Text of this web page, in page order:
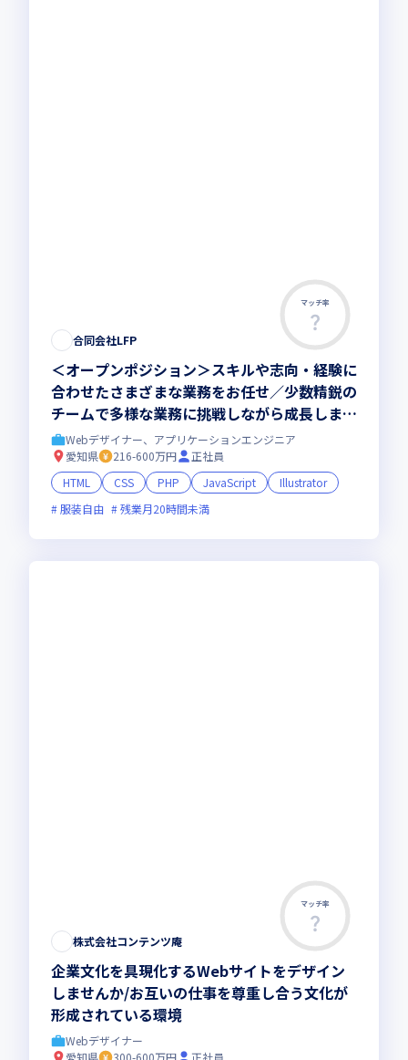
マッチ率
合同会社LFP
＜オープンポジション＞スキルや志向・経験に
合わせたさまざまな業務をお任せ／少数精鋭の
チームで多様な業務に挑戦しながら成長しませ
んかWebデザイナー、アプリケーションエンジニア
愛知県
216-600万円
正社員
HTML
CSS PHP JavaScript
Illustrator
服装自由
残業月20時間未満
マッチ率
株式会社コンテンツ庵
企業文化を具現化するWebサイトをデザイン
しませんか/お互いの仕事を尊重し合う文化が
形成されている環境
Webデザイナー
愛知県
300-600万円
正社員